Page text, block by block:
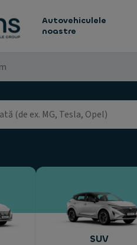
Autovehiculele
noastre
SUV